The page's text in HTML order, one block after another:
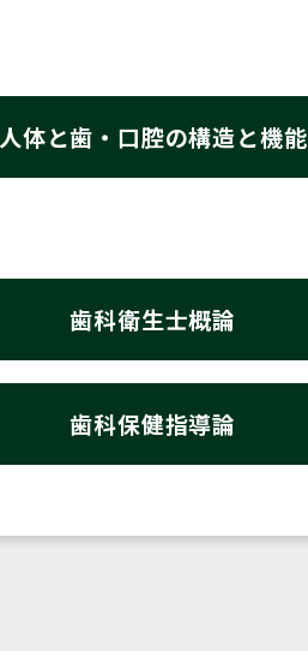
人体と歯・口腔の構造と機能
歯科衛生士概論
歯科保健指導論